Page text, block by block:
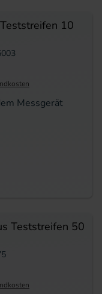
10
Messgerät
Teststreifen 50